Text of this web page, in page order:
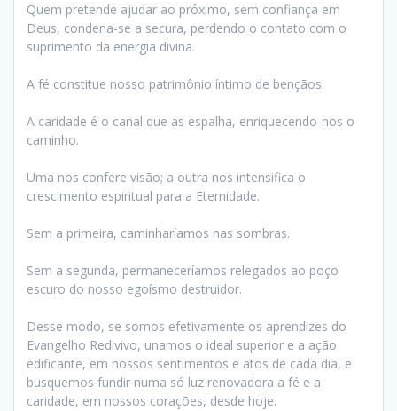
Quem pretende ajudar ao próximo, sem confiança em
Deus, condena-se a secura, perdendo o contato com o
suprimento da energia divina.
A fé constitue nosso patrimônio íntimo de bençãos.
A caridade é o canal que as espalha, enriquecendo-nos o
caminho.
Uma nos confere visão; a outra nos intensifica o
crescimento espiritual para a Eternidade.
Sem a primeira, caminharíamos nas sombras.
Sem a segunda, permaneceríamos relegados ao poço
escuro do nosso egoísmo destruidor.
Desse modo, se somos efetivamente os aprendizes do
Evangelho Redivivo, unamos o ideal superior e a ação
edificante, em nossos sentimentos e atos de cada dia, e
busquemos fundir numa só luz renovadora a fé e a
caridade, em nossos corações, desde hoje.